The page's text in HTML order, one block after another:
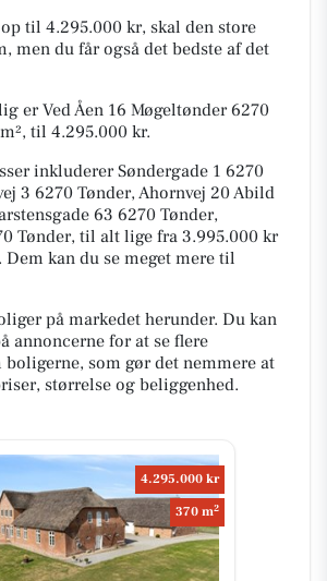
til 4.295.000 kr, skal den store
men du får også det bedste af det
er Ved Åen 16 Møgeltønder 6270
til 4.295.000 kr.
inkluderer Søndergade 1 6270
3 6270 Tønder, Ahornvej 20 Abild
63 6270 Tønder,
Tønder, til alt lige fra 3.995.000 kr
kan du se meget mere til
på markedet herunder. Du kan
annoncerne for at se flere
som gør det nemmere at
størrelse og beliggenhed.
4.295.000 kr
370 m2